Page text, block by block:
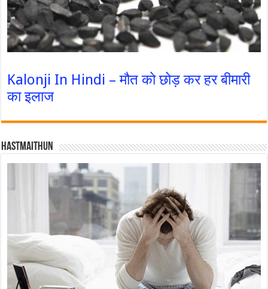
Kalonji In Hindi – मौत को छोड़ कर हर बीमारी
का इलाज
Hastmaithun